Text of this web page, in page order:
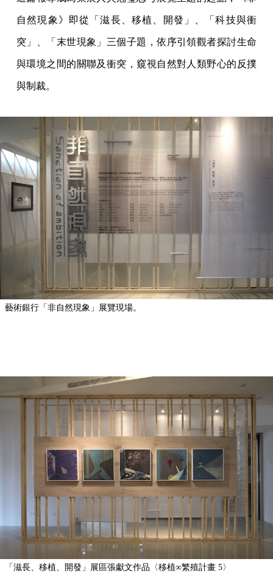
自然現象》即從「滋長、移植、開發」、「科技與衝
突」、「末世現象」三個子題，依序引領觀者探討生命
與環境之間的關聯及衝突，窺視自然對人類野心的反撲
與制裁。
藝術銀行「非自然現象」展覽現場。
「滋長、移植、開發」展區張獻文作品〈移植∞繁殖計畫 5〉